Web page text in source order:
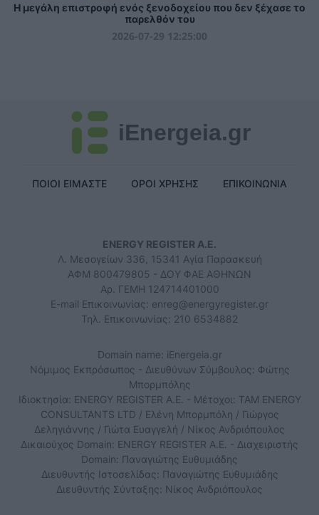
Η μεγάλη επιστροφή ενός ξενοδοχείου που δεν ξέχασε το
παρελθόν του
2026-07-29 12:25:00
iEnergeia.gr
ΠΟΙΟΙ ΕΙΜΑΣΤΕ ΟΡΟΙ ΧΡΗΣΗΣ ΕΠΙΚΟΙΝΩΝΙΑ
ENERGY REGISTER Α.Ε.
Λ. Μεσογείων 336, 15341 Αγία Παρασκευή
ΑΦΜ 800479805 - ΔΟΥ ΦΑΕ ΑΘΗΝΩΝ
Αρ. ΓΕΜΗ 124714401000
E-mail Επικοινωνίας: enreg@energyregister.gr
Τηλ. Επικοινωνίας: 210 6534882
Domain name: iEnergeia.gr
Νόμιμος Εκπρόσωπος - Διευθύνων Σύμβουλος: Φώτης
Μπορμπόλης
Ιδιοκτησία: ENERGY REGISTER Α.Ε. - Μέτοχοι: TAM ENERGY
CONSULTANTS LTD / Ελένη Μπορμπόλη / Γιώργος
Δεληγιάννης / Γιώτα Ευαγγελή / Νίκος Ανδριόπουλος
Δικαιούχος Domain: ENERGY REGISTER Α.Ε. - Διαχειριστής
Domain: Παναγιώτης Ευθυμιάδης
Διευθυντής Ιστοσελίδας: Παναγιώτης Ευθυμιάδης
Διευθυντής Σύνταξης: Νίκος Ανδριόπουλος